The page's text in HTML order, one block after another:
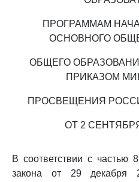
ПРОГРАММАМ
ОСНОВНОГО
ОБЩЕГО
ПРИКАЗОМ
ПРОСВЕЩЕНИЯ
ОТ 2 СЕНТЯБРЯ
В соответствии с частью
закона от 29